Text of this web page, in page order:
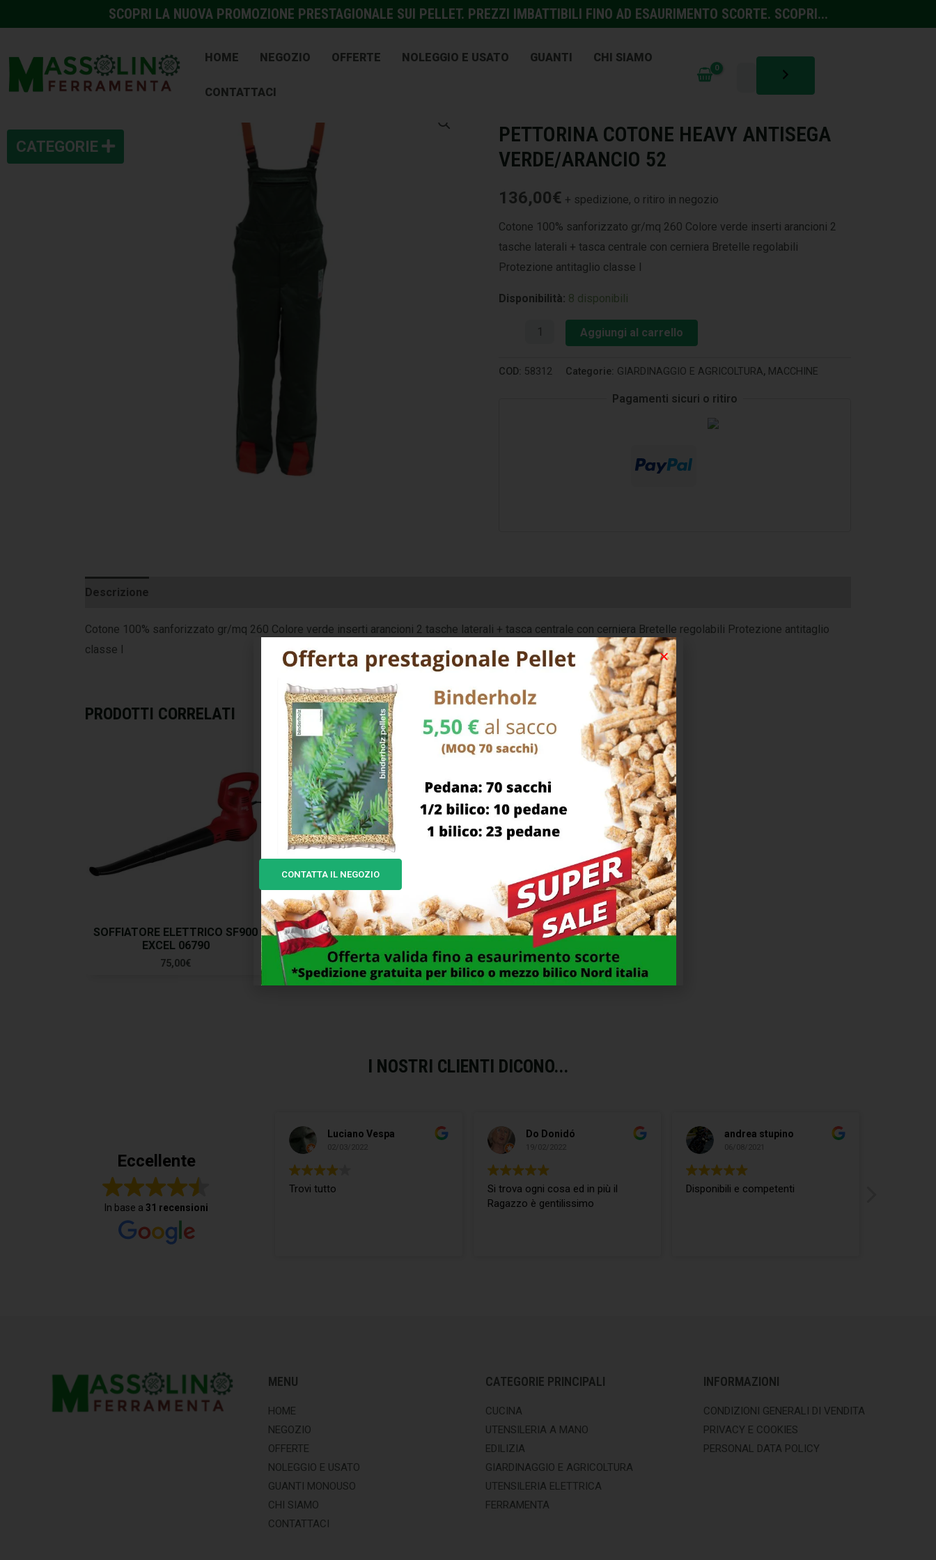
SCOPRI LA NUOVA PROMOZIONE PRESTAGIONALE SUI PELLET. PREZZI IMBATTIBILI FINO AD ESAURIMENTO SCORTE. SCOPRI...
HOME NEGOZIO OFFERTE NOLEGGIO E USATO GUANTI CHI SIAMO
CONTATTACI
PETTORINA COTONE HEAVY ANTISEGA
VERDE/ARANCIO 52
136,00€ + spedizione, o ritiro in negozio
Cotone 100% sanforizzato gr/mq 260 Colore verde inserti arancioni 2
tasche laterali + tasca centrale con cerniera Bretelle regolabili
Protezione antitaglio classe I
Disponibilità: 8 disponibili
Aggiungi al carrello
COD: 58312 Categorie: GIARDINAGGIO E AGRICOLTURA, MACCHINE
Pagamenti sicuri o ritiro
Descrizione
Cotone 100% sanforizzato gr/mq 260 Colore verde inserti arancioni 2 tasche laterali + tasca centrale con cerniera Bretelle regolabili Protezione antitaglio
classe I
PRODOTTI CORRELATI
SOFFIATORE ELETTRICO SF900
EXCEL 06790
75,00€
AFFILACATENE ELETTRICO
PROFESSIONAL
136,00 €
ASPIRATORE SOFFIATORE
ELETTRICO TX2400 THORX
59,00€
I NOSTRI CLIENTI DICONO...
Eccellente
In base a 31 recensioni
Luciano Vespa
02/03/2022
Trovi tutto
Do Donidó
19/02/2022
Si trova ogni cosa ed in più il
Ragazzo è gentilissimo
andrea stupino
06/08/2021
Disponibili e competenti
MENU
HOME
NEGOZIO
OFFERTE
NOLEGGIO E USATO
GUANTI MONOUSO
CHI SIAMO
CONTATTACI
CATEGORIE PRINCIPALI
CUCINA
UTENSILERIA A MANO
EDILIZIA
GIARDINAGGIO E AGRICOLTURA
UTENSILERIA ELETTRICA
FERRAMENTA
INFORMAZIONI
CONDIZIONI GENERALI DI VENDITA
PRIVACY E COOKIES
PERSONAL DATA POLICY
CONTATTA IL NEGOZIO